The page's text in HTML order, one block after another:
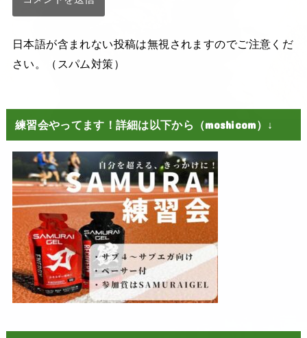
日本語が含まれない投稿は無視されますのでご注意くだ
さい。（スパム対策）
練習会やってます！詳細は以下から（moshicom）↓